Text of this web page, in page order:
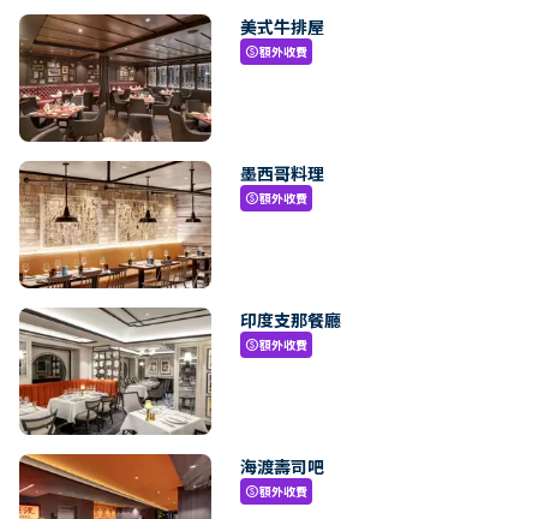
美式牛排屋
paid額外收費
墨西哥料理
paid額外收費
印度支那餐廳
paid額外收費
海渡壽司吧
paid額外收費